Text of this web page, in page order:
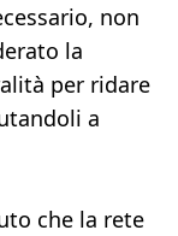
non
la
per ridare
a
che la rete